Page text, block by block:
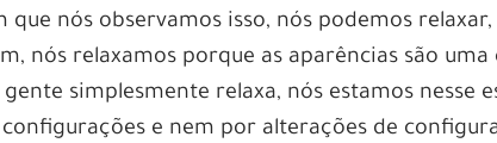
que nós observamos isso, nós podemos
nós relaxamos porque as aparências são
simplesmente relaxa, nós estamos nesse
e nem por alterações de